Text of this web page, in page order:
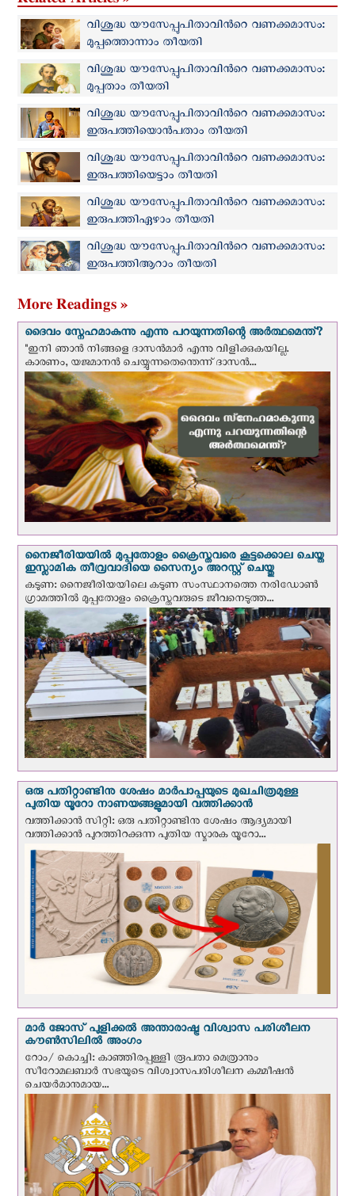
വിശുദ്ധ യൗസേപ്പുപിതാവിന്‍റെ വണക്കമാസം:
മുപ്പത്തൊന്നാം തീയതി
വിശുദ്ധ യൗസേപ്പുപിതാവിന്‍റെ വണക്കമാസം:
മുപ്പതാം തീയതി
വിശുദ്ധ യൗസേപ്പുപിതാവിന്‍റെ വണക്കമാസം:
ഇരുപത്തിയൊന്‍പതാം തീയതി
വിശുദ്ധ യൗസേപ്പുപിതാവിന്‍റെ വണക്കമാസം:
ഇരുപത്തിയെട്ടാം തീയതി
വിശുദ്ധ യൗസേപ്പുപിതാവിന്‍റെ വണക്കമാസം:
ഇരുപത്തിഏഴാം തീയതി
വിശുദ്ധ യൗസേപ്പുപിതാവിന്‍റെ വണക്കമാസം:
ഇരുപത്തിആറാം തീയതി
More Readings »
ദൈവം സ്നേഹമാകുന്നു എന്നു പറയുന്നതിന്റെ അർത്ഥമെന്ത്?
"ഇനി ഞാന്‍ നിങ്ങളെ ദാസന്‍മാര്‍ എന്നു വിളിക്കുകയില്ല.
കാരണം, യജമാനന്‍ ചെയ്യുന്നതെന്തെന്ന് ദാസന്‍...
നൈജീരിയയില്‍ മുപ്പതോളം ക്രൈസ്തവരെ കൂട്ടക്കൊല ചെയ്ത
ഇസ്ലാമിക തീവ്രവാദിയെ സൈന്യം അറസ്റ്റ് ചെയ്തു
കടുണ: നൈജീരിയയിലെ കടുണ സംസ്ഥാനത്തെ നരിഡോൺ
ഗ്രാമത്തിൽ മുപ്പതോളം ക്രൈസ്തവരുടെ ജീവനെടുത്ത...
ഒരു പതിറ്റാണ്ടിനു ശേഷം മാർപാപ്പയുടെ മുഖചിത്രമുള്ള
പുതിയ യൂറോ നാണയങ്ങളുമായി വത്തിക്കാന്‍
വത്തിക്കാന്‍ സിറ്റി: ഒരു പതിറ്റാണ്ടിനു ശേഷം ആദ്യമായി
വത്തിക്കാൻ പുറത്തിറക്കുന്ന പുതിയ സ്മാരക യൂറോ...
മാർ ജോസ് പുളിക്കൽ അന്താരാഷ്ട്ര വിശ്വാസ പരിശീലന
കൗൺസിലിൽ അംഗം
റോം/ കൊച്ചി: കാഞ്ഞിരപ്പള്ളി രൂപതാ മെത്രാനും
സീറോമലബാർ സഭയുടെ വിശ്വാസപരിശീലന കമ്മീഷൻ
ചെയർമാനുമായ...